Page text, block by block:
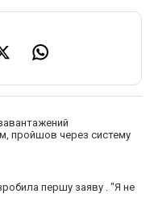
пройшов через систему
першу заяву . "Я не